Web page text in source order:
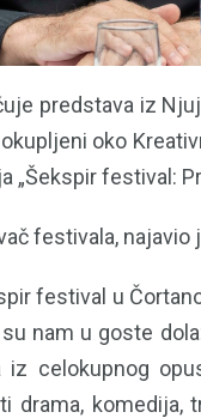
predstava iz
oko
„Šekspir festival:
festivala,
festival u
nam u goste
celokupnog
drama,